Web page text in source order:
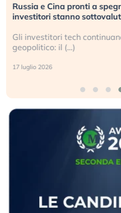
Russia e Cina pronti a
investitori stanno
Gli investitori tech
geopolitico: il (…)
17 luglio 2026